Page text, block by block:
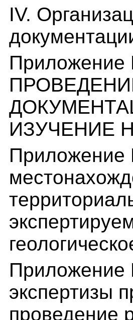
IV.
Приложение
ИЗУЧЕНИЕ
Приложение
Приложение
экспертизы
проведение